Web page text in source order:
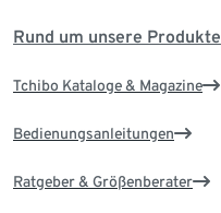
Rund um unsere Produkte
Tchibo Kataloge & Magazine
Bedienungsanleitungen
Ratgeber & Größenberater